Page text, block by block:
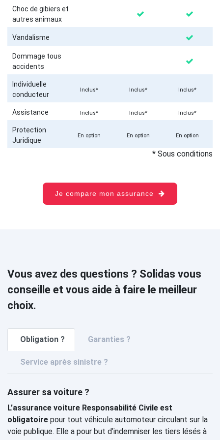
Choc de gibiers et
autres animaux
Vandalisme
Dommage tous
accidents
Individuelle
conducteur
Inclus* Inclus* Inclus*
Assistance Inclus* Inclus* Inclus*
Protection
Juridique
En option En option En option
* Sous conditions
Je compare mon assurance
Vous avez des questions ? Solidas vous
conseille et vous aide à faire le meilleur
choix.
Obligation ? Garanties ?
Service après sinistre ?
Assurer sa voiture ?
L’assurance voiture Responsabilité Civile est
obligatoire pour tout véhicule automoteur circulant sur la
voie publique. Elle a pour but d’indemniser les tiers lésés à